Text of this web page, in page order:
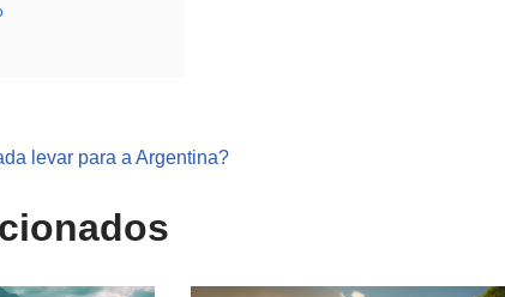
levar para a Argentina?